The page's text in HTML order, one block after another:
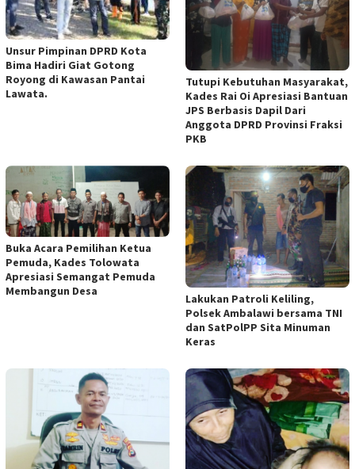
Unsur Pimpinan DPRD Kota
Bima Hadiri Giat Gotong
Royong di Kawasan Pantai
Lawata.
Tutupi Kebutuhan Masyarakat,
Kades Rai Oi Apresiasi Bantuan
JPS Berbasis Dapil Dari
Anggota DPRD Provinsi Fraksi
PKB
Buka Acara Pemilihan Ketua
Pemuda, Kades Tolowata
Apresiasi Semangat Pemuda
Membangun Desa
Lakukan Patroli Keliling,
Polsek Ambalawi bersama TNI
dan SatPolPP Sita Minuman
Keras